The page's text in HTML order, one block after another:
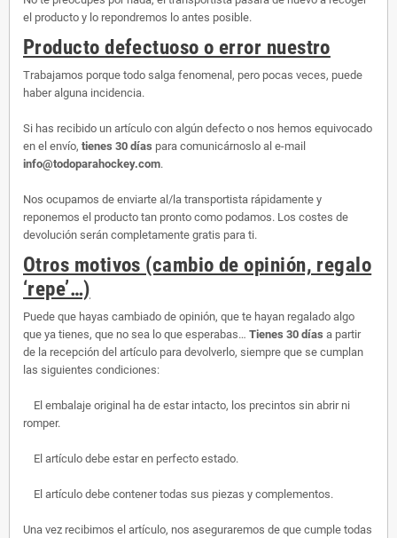
el producto y lo repondremos lo antes posible.
Producto defectuoso o error nuestro
Trabajamos porque todo salga fenomenal, pero pocas veces, puede
haber alguna incidencia.
Si has recibido un artículo con algún defecto o nos hemos equivocado
en el envío, tienes 30 días para comunicárnoslo al e-mail
info@todoparahockey.com.
Nos ocupamos de enviarte al/la transportista rápidamente y
reponemos el producto tan pronto como podamos. Los costes de
devolución serán completamente gratis para ti.
Otros motivos (cambio de opinión, regalo
‘repe’…)
Puede que hayas cambiado de opinión, que te hayan regalado algo
que ya tienes, que no sea lo que esperabas… Tienes 30 días a partir
de la recepción del artículo para devolverlo, siempre que se cumplan
las siguientes condiciones:
El embalaje original ha de estar intacto, los precintos sin abrir ni
romper.
El artículo debe estar en perfecto estado.
El artículo debe contener todas sus piezas y complementos.
Una vez recibimos el artículo, nos aseguraremos de que cumple todas